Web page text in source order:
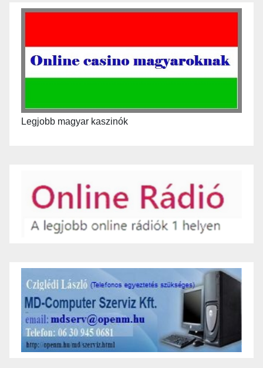
Legjobb magyar kaszinók